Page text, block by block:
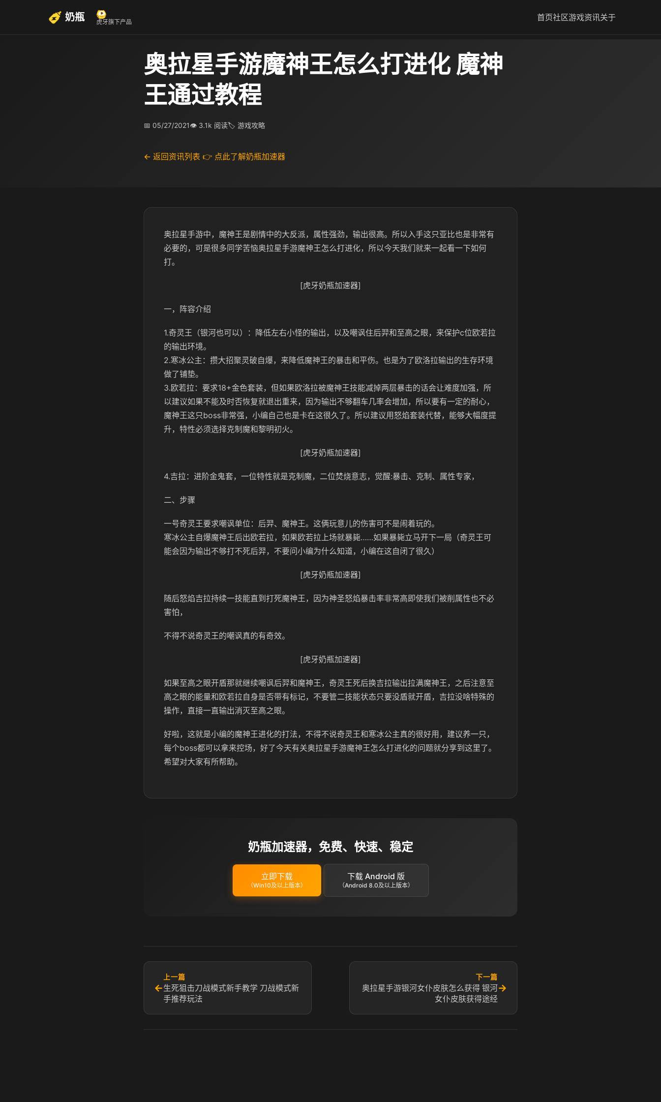
奶瓶 虎牙旗下产品 首页社区游戏资讯关于
奥拉星手游魔神王怎么打进化 魔神
王通过教程
📅 05/27/2021👁 3.1k 阅读🏷 游戏攻略
← 返回资讯列表 👉 点此了解奶瓶加速器
奥拉星手游中，魔神王是剧情中的大反派，属性强劲，输出很高。所以入手这只亚比也是非常有
必要的，可是很多同学苦恼奥拉星手游魔神王怎么打进化，所以今天我们就来一起看一下如何
打。
[虎牙奶瓶加速器]
一，阵容介绍
1.奇灵王（银河也可以）：降低左右小怪的输出，以及嘲讽住后羿和至高之眼，来保护c位欧若拉
的输出环境。
2.寒冰公主：攒大招聚灵破自爆，来降低魔神王的暴击和平伤。也是为了欧洛拉输出的生存环境
做了铺垫。
3.欧若拉：要求18+金色套装，但如果欧洛拉被魔神王技能减掉两层暴击的话会让难度加强，所
以建议如果不能及时否恢复就退出重来，因为输出不够翻车几率会增加，所以要有一定的耐心，
魔神王这只boss非常强，小编自己也是卡在这很久了。所以建议用怒焰套装代替，能够大幅度提
升，特性必须选择克制魔和黎明初火。
[虎牙奶瓶加速器]
4.吉拉：进阶金鬼套，一位特性就是克制魔，二位焚烧意志，觉醒:暴击、克制、属性专家，
二、步骤
一号奇灵王要求嘲讽单位：后羿、魔神王。这俩玩意儿的伤害可不是闹着玩的。
寒冰公主自爆魔神王后出欧若拉，如果欧若拉上场就暴毙……如果暴毙立马开下一局（奇灵王可
能会因为输出不够打不死后羿，不要问小编为什么知道，小编在这自闭了很久）
[虎牙奶瓶加速器]
随后怒焰吉拉持续一技能直到打死魔神王，因为神圣怒焰暴击率非常高即使我们被削属性也不必
害怕，
不得不说奇灵王的嘲讽真的有奇效。
[虎牙奶瓶加速器]
如果至高之眼开盾那就继续嘲讽后羿和魔神王，奇灵王死后换吉拉输出拉满魔神王，之后注意至
高之眼的能量和欧若拉自身是否带有标记，不要管二技能状态只要没盾就开盾，吉拉没啥特殊的
操作，直接一直输出消灭至高之眼。
好啦，这就是小编的魔神王进化的打法，不得不说奇灵王和寒冰公主真的很好用，建议养一只，
每个boss都可以拿来控场，好了今天有关奥拉星手游魔神王怎么打进化的问题就分享到这里了。
希望对大家有所帮助。
奶瓶加速器，免费、快速、稳定
立即下载
（Win10及以上版本）
下载 Android 版
（Android 8.0及以上版本）
←
上一篇
生死狙击刀战模式新手教学 刀战模式新
手推荐玩法
下一篇
奥拉星手游银河女仆皮肤怎么获得 银河
女仆皮肤获得途经
→